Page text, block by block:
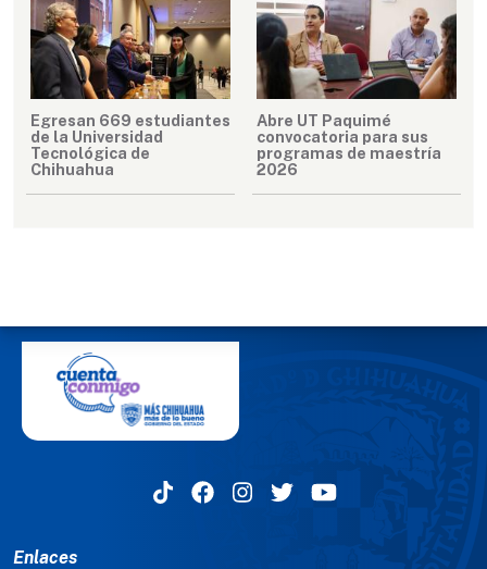
Egresan 669 estudiantes
de la Universidad
Tecnológica de
Chihuahua
Abre UT Paquimé
convocatoria para sus
programas de maestría
2026
Enlaces